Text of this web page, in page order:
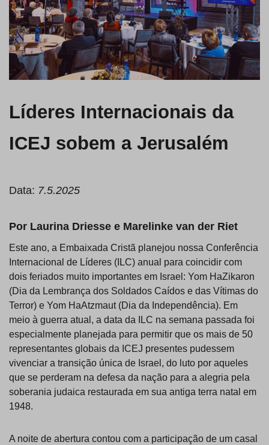
Líderes Internacionais da
ICEJ sobem a Jerusalém
Data: 7.5.2025
Por Laurina Driesse e Marelinke van der Riet
Este ano, a Embaixada Cristã planejou nossa Conferência
Internacional de Líderes (ILC) anual para coincidir com
dois feriados muito importantes em Israel: Yom HaZikaron
(Dia da Lembrança dos Soldados Caídos e das Vítimas do
Terror) e Yom HaAtzmaut (Dia da Independência). Em
meio à guerra atual, a data da ILC na semana passada foi
especialmente planejada para permitir que os mais de 50
representantes globais da ICEJ presentes pudessem
vivenciar a transição única de Israel, do luto por aqueles
que se perderam na defesa da nação para a alegria pela
soberania judaica restaurada em sua antiga terra natal em
1948.
A noite de abertura contou com a participação de um casal